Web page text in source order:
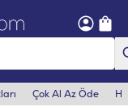
Çok Al Az Öde